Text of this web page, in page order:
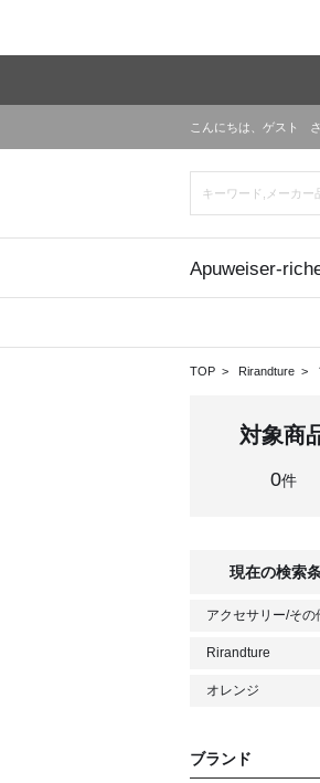
こんにちは、 ゲスト
Apuweiser-
TOP Rirandture
対象商
0件
現在の検索
アクセサリー/その
Rirandture
オレンジ
ブランド